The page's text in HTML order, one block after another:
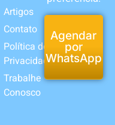
Artigos
Contato
Política de
Privacidade
Trabalhe
Conosco
Agendar
por
WhatsApp